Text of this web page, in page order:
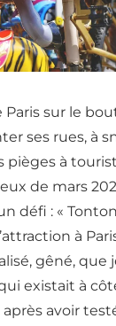
Paris sur le
ses rues, à
pièges à
de mars
défi : «
à
gêné, que
existait à
avoir